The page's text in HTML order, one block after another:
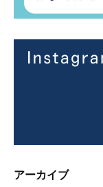
アーカイブ